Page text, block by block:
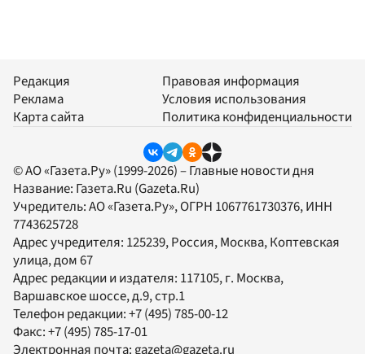
Редакция
Реклама
Карта сайта
Правовая информация
Условия использования
Политика конфиденциальности
© АО «Газета.Ру» (1999-2026) – Главные новости дня
Название: Газета.Ru (Gazeta.Ru)
Учредитель:АО «Газета.Ру», ОГРН 1067761730376, ИНН
7743625728
Адрес учредителя: 125239, Россия, Москва, Коптевская
улица, дом 67
Адрес редакции и издателя: 117105, г. Москва,
Варшавское шоссе, д.9, стр.1
Телефон редакции:+7 (495) 785-00-12
Факс:+7 (495) 785-17-01
Электронная почта: gazeta@gazeta.ru